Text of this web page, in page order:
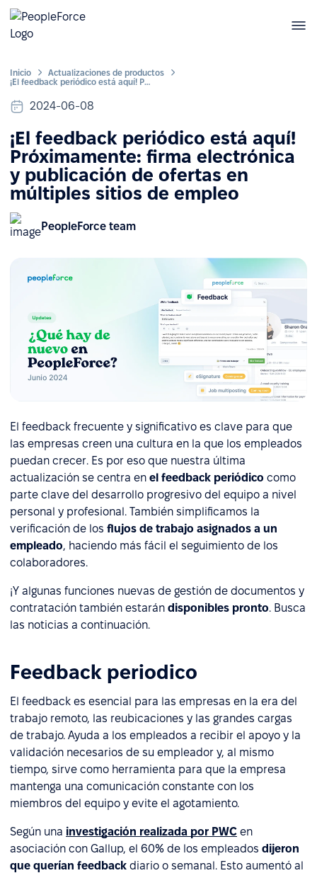
Inicio
Actualizaciones de productos
¡El feedback periódico está aquí! Próximamente: firma electrónica y publicación de ofertas en múltiples sitios de empleo
2024-06-08
¡El feedback periódico está aquí!
Próximamente: firma electrónica
y publicación de ofertas en
múltiples sitios de empleo
PeopleForce team
El feedback frecuente y significativo es clave para que
las empresas creen una cultura en la que los empleados
puedan crecer. Es por eso que nuestra última
actualización se centra en el feedback periódico como
parte clave del desarrollo progresivo del equipo a nivel
personal y profesional. También simplificamos la
verificación de los flujos de trabajo asignados a un
empleado, haciendo más fácil el seguimiento de los
colaboradores.
¡Y algunas funciones nuevas de gestión de documentos y
contratación también estarán disponibles pronto. Busca
las noticias a continuación.
Feedback periodico
El feedback es esencial para las empresas en la era del
trabajo remoto, las reubicaciones y las grandes cargas
de trabajo. Ayuda a los empleados a recibir el apoyo y la
validación necesarios de su empleador y, al mismo
tiempo, sirve como herramienta para que la empresa
mantenga una comunicación constante con los
miembros del equipo y evite el agotamiento.
Según una investigación realizada por PWC en
asociación con Gallup, el 60% de los empleados dijeron
que querían feedback diario o semanal. Esto aumentó al